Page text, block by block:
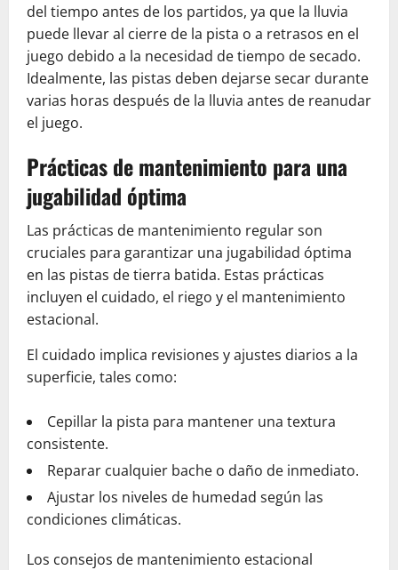
del tiempo antes de los partidos, ya que la lluvia
puede llevar al cierre de la pista o a retrasos en el
juego debido a la necesidad de tiempo de secado.
Idealmente, las pistas deben dejarse secar durante
varias horas después de la lluvia antes de reanudar
el juego.
Prácticas de mantenimiento para una
jugabilidad óptima
Las prácticas de mantenimiento regular son
cruciales para garantizar una jugabilidad óptima
en las pistas de tierra batida. Estas prácticas
incluyen el cuidado, el riego y el mantenimiento
estacional.
El cuidado implica revisiones y ajustes diarios a la
superficie, tales como:
Cepillar la pista para mantener una textura
consistente.
Reparar cualquier bache o daño de inmediato.
Ajustar los niveles de humedad según las
condiciones climáticas.
Los consejos de mantenimiento estacional